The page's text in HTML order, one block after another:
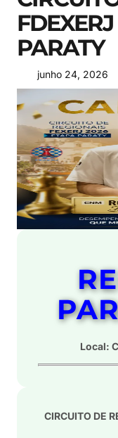
PARATY
junho 24, 2026
Local:
CIRCUITO DE